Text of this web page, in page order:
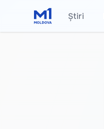
Știri